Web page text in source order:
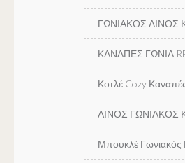
ΓΩΝΙΑΚΟΣ ΛΙΝΟΣ
ΚΑΝΑΠΕΣ ΓΩΝΙΑ
Κοτλέ Cozy
ΛΙΝΟΣ ΓΩΝΙΑΚΟΣ
Μπουκλέ Γωνιακός